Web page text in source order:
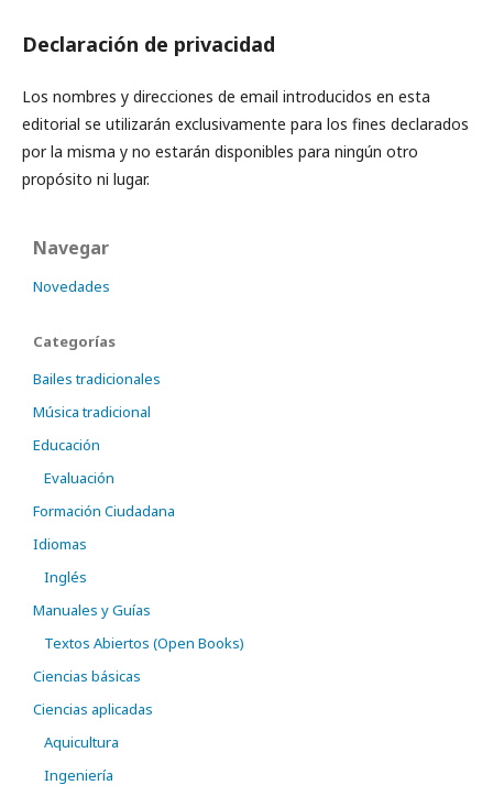
Declaración de privacidad
Los nombres y direcciones de email introducidos en esta
editorial se ​​utilizarán exclusivamente para los fines declarados
por la misma y no estarán disponibles para ningún otro
propósito ni lugar.
Navegar
Novedades
Categorías
Bailes tradicionales
Música tradicional
Educación
Evaluación
Formación Ciudadana
Idiomas
Inglés
Manuales y Guías
Textos Abiertos (Open Books)
Ciencias básicas
Ciencias aplicadas
Aquicultura
Ingeniería